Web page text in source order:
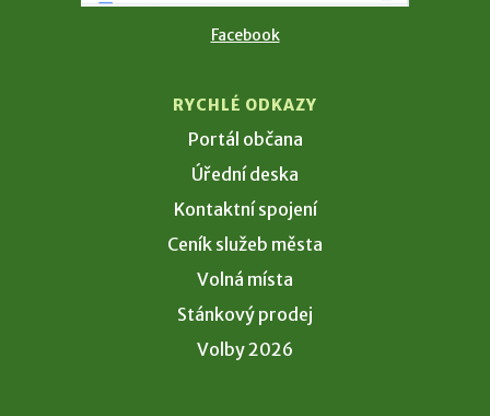
Facebook
RYCHLÉ ODKAZY
Portál občana
Úřední deska
Kontaktní spojení
Ceník služeb města
Volná místa
Stánkový prodej
Volby 2026